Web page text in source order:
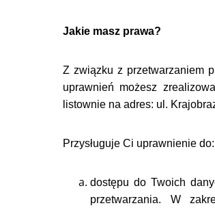
Jakie masz prawa?
Z związku z przetwarzaniem
uprawnień możesz
listownie na adres: ul.
Przysługuje Ci uprawnienie do:
dostępu do Twoich
przetwarzania. W